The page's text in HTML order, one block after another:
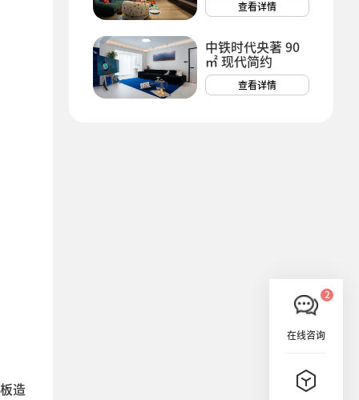
在线咨询
造
查看详情
中铁时代央著 90
㎡ 现代简约
查看详情